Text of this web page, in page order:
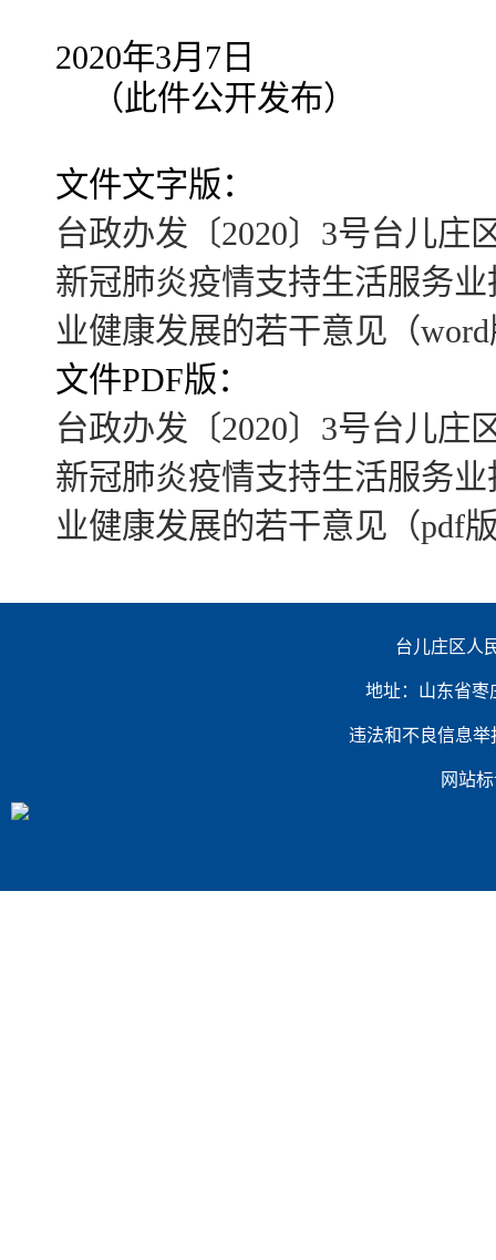
2020年3月7日
（此件公开发布）
文件文字版：
台政办发〔2020〕3号台儿庄
新冠肺炎疫情支持生活服务
业健康发展的若干意见（
文件PDF版：
台政办发〔2020〕3号台儿庄
新冠肺炎疫情支持生活服务
业健康发展的若干意见（pdf
台儿庄区人
地址：山东省枣
违法和不良信息举
网站